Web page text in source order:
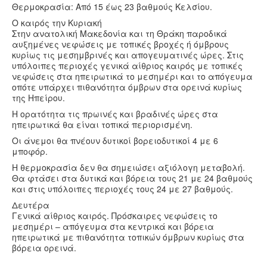
Θερμοκρασία: Από 15 έως 23 βαθμούς Κελσίου.
Ο καιρός την Κυριακή
Στην ανατολική Μακεδονία και τη Θράκη παροδικά
αυξημένες νεφώσεις με τοπικές βροχές ή όμβρους
κυρίως τις μεσημβρινές και απογευματινές ώρες. Στις
υπόλοιπες περιοχές γενικά αίθριος καιρός με τοπικές
νεφώσεις στα ηπειρωτικά το μεσημέρι και το απόγευμα
οπότε υπάρχει πιθανότητα όμβρων στα ορεινά κυρίως
της Ηπείρου.
Η ορατότητα τις πρωινές και βραδινές ώρες στα
ηπειρωτικά θα είναι τοπικά περιορισμένη.
Οι άνεμοι θα πνέουν δυτικοί βορειοδυτικοί 4 με 6
μποφόρ.
Η θερμοκρασία δεν θα σημειώσει αξιόλογη μεταβολή.
Θα φτάσει στα δυτικά και βόρεια τους 21 με 24 βαθμούς
και στις υπόλοιπες περιοχές τους 24 με 27 βαθμούς.
Δευτέρα
Γενικά αίθριος καιρός. Πρόσκαιρες νεφώσεις το
μεσημέρι – απόγευμα στα κεντρικά και βόρεια
ηπειρωτικά με πιθανότητα τοπικών όμβρων κυρίως στα
βόρεια ορεινά.